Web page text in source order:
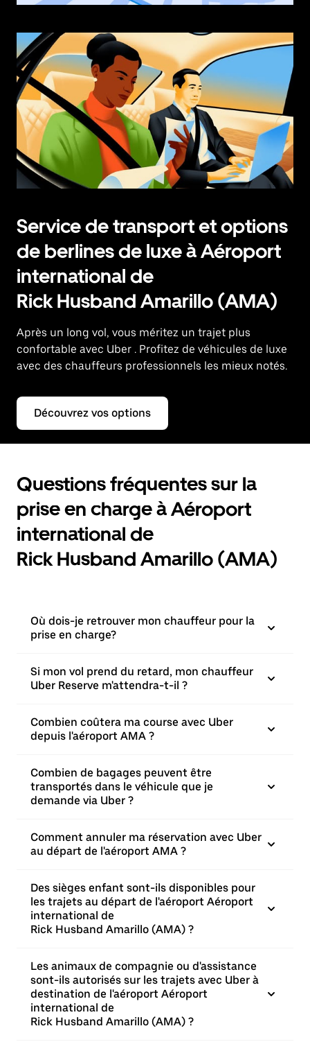
Service de transport et options
de berlines de luxe à Aéroport
international de
Rick Husband Amarillo (AMA)
Après un long vol, vous méritez un trajet plus
confortable avec Uber . Profitez de véhicules de luxe
avec des chauffeurs professionnels les mieux notés.
Découvrez vos options
Questions fréquentes sur la
prise en charge à Aéroport
international de
Rick Husband Amarillo (AMA)
Où dois-je retrouver mon chauffeur pour la
prise en charge?
Si mon vol prend du retard, mon chauffeur
Uber Reserve m'attendra-t-il ?
Combien coûtera ma course avec Uber
depuis l'aéroport AMA ?
Combien de bagages peuvent être
transportés dans le véhicule que je
demande via Uber ?
Comment annuler ma réservation avec Uber
au départ de l'aéroport AMA ?
Des sièges enfant sont-ils disponibles pour
les trajets au départ de l'aéroport Aéroport
international de
Rick Husband Amarillo (AMA) ?
Les animaux de compagnie ou d'assistance
sont-ils autorisés sur les trajets avec Uber à
destination de l'aéroport Aéroport
international de
Rick Husband Amarillo (AMA) ?